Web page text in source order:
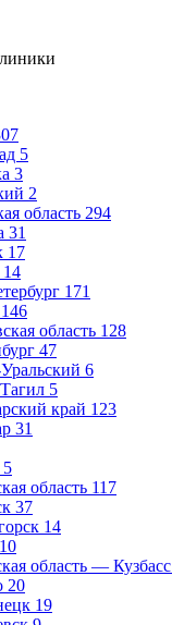
5
3
2
область 294
31
17
14
171
146
область 128
47
6
5
край 123
31
5
область 117
37
14
10
область — Кузбасс
20
19